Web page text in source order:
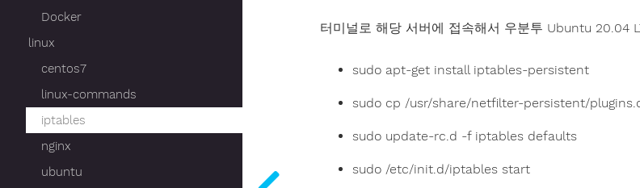
Docker
linux
centos7
linux-commands
iptables
nginx
ubuntu
터미널로 해당 서버에 접속해서 우분투 Ubuntu 20.04
sudo apt-get install iptables-persistent
sudo cp /usr/share/netfilter-persistent/
sudo update-rc.d -f iptables defaults
sudo /etc/init.d/iptables start